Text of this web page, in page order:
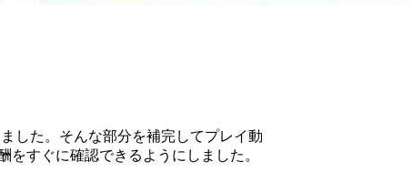
した。そんな部分を補完してプレイ動
すぐに確認できるようにしました。